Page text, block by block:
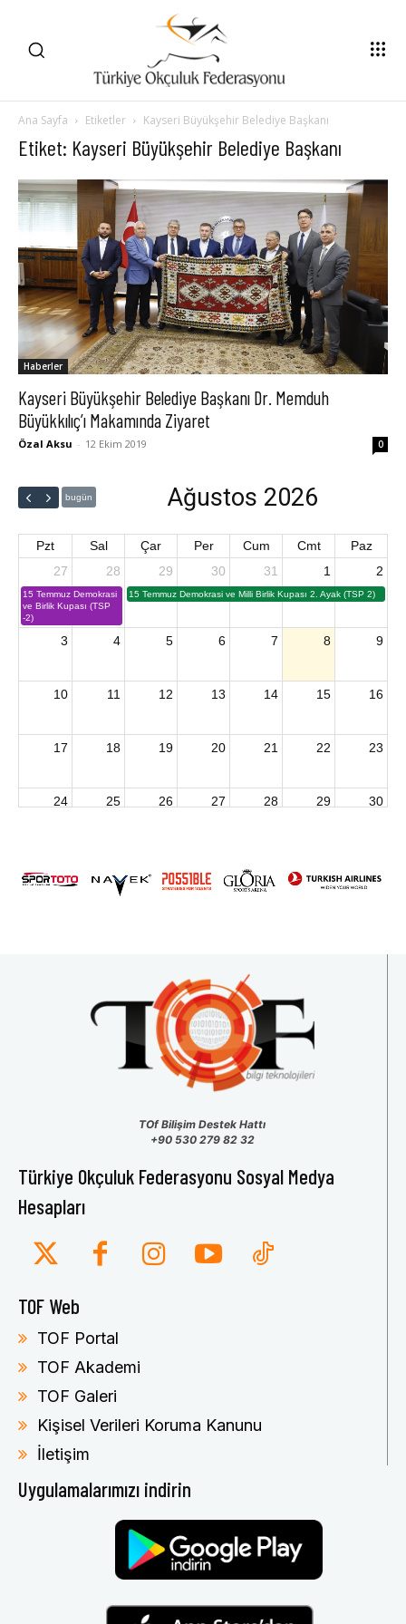
Ana Sayfa Etiketler Kayseri Büyükşehir Belediye Başkanı
Etiket: Kayseri Büyükşehir Belediye Başkanı
Haberler
Kayseri Büyükşehir Belediye Başkanı Dr. Memduh
Büyükkılıç’ı Makamında Ziyaret
Özal Aksu - 12 Ekim 2019 0
bugün Ağustos 2026
Pzt Sal Çar Per Cum Cmt
Paz
27
15 Temmuz Demokrasi
ve Birlik Kupası (TSP
-2)
28 29
15 Temmuz Demokrasi ve Milli Birlik Kupası 2. Ayak (TSP 2)
30 31 1 2
3 4 5 6 7 8 9
10 11 12 13 14 15 16
17 18 19 20 21 22 23
24 25 26 27 28 29 30
TOf Bilişim Destek Hattı
+90 530 279 82 32
Türkiye Okçuluk Federasyonu Sosyal Medya
Hesapları
TOF Web
TOF Portal
TOF Akademi
TOF Galeri
Kişisel Verileri Koruma Kanunu
İletişim
Uygulamalarımızı indirin